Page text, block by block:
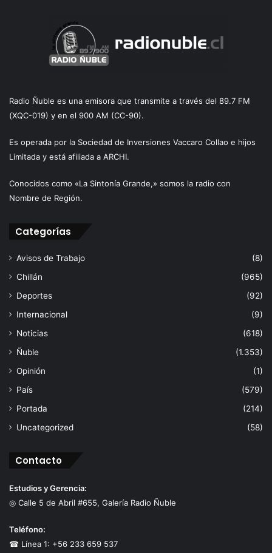
Radio Ñuble es una emisora que transmite a través del 89.7 FM
(XQC-019) y en el 900 AM (CC-90).
Es operada por la Sociedad de Inversiones Vaccaro Collao e hijos
Limitada y está afiliada a ARCHI.
Conocidos como «La Sintonía Grande,» somos la radio con
Nombre de Región.
Categorías
Avisos de Trabajo
(8)
Chillán
(965)
Deportes
(92)
Internacional
(9)
Noticias
(618)
Ñuble
(1.353)
Opinión
(1)
País
(579)
Portada
(214)
Uncategorized
(58)
Contacto
Estudios y Gerencia:
◎ Calle 5 de Abril #655, Galería Radio Ñuble
Teléfono:
☎ Línea 1: +56 233 659 537